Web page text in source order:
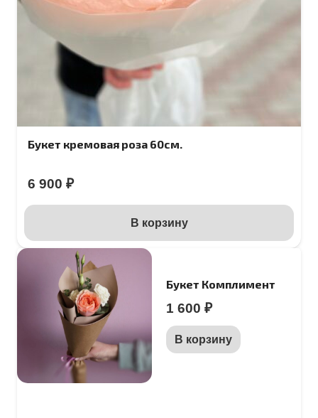
Букет кремовая роза 60см.
6 900 ₽
В корзину
Букет Комплимент
1 600 ₽
В корзину